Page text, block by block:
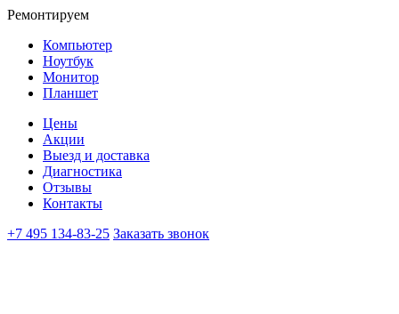
Ремонтируем
Компьютер
Ноутбук
Монитор
Планшет
Цены
Акции
Выезд и доставка
Диагностика
Отзывы
Контакты
+7 495 134-83-25 Заказать звонок